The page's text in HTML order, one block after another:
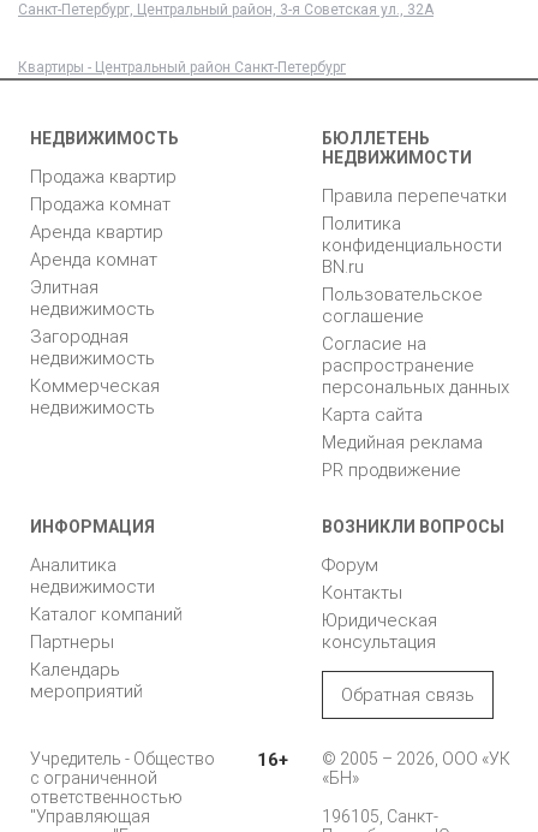
Санкт-Петербург, Центральный район, 3-я Советская ул., 32А
Квартиры - Центральный район Санкт-Петербург
НЕДВИЖИМОСТЬ
Продажа квартир
Продажа комнат
Аренда квартир
Аренда комнат
Элитная
недвижимость
Загородная
недвижимость
Коммерческая
недвижимость
БЮЛЛЕТЕНЬ
НЕДВИЖИМОСТИ
Правила перепечатки
Политика
конфиденциальности
BN.ru
Пользовательское
соглашение
Согласие на
распространение
персональных данных
Карта сайта
Медийная реклама
PR продвижение
ИНФОРМАЦИЯ
Аналитика
недвижимости
Каталог компаний
Партнеры
Календарь
мероприятий
ВОЗНИКЛИ ВОПРОСЫ
Форум
Контакты
Юридическая
консультация
Обратная связь
Учредитель - Общество
с ограниченной
ответственностью
"Управляющая
16+
© 2005 – 2026, ООО «УК
«БН»
196105, Санкт-